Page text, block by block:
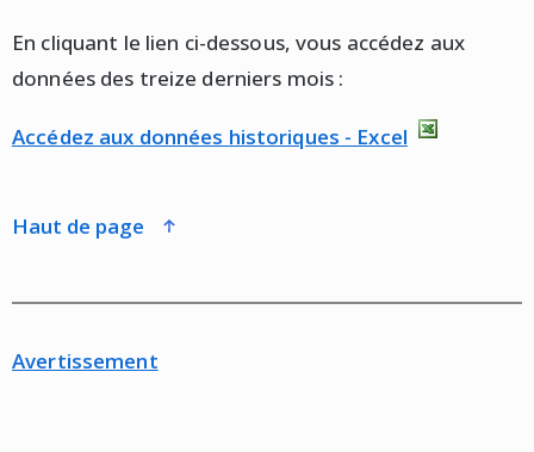
En cliquant le lien ci-dessous, vous accédez aux
données des treize derniers mois :
Accédez aux données historiques - Excel
haut de page
Avertissement